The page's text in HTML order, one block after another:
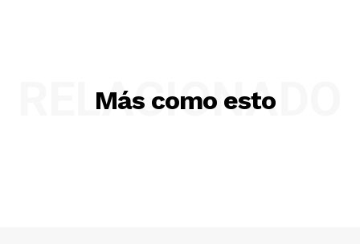
Más como esto
RELACIONADO